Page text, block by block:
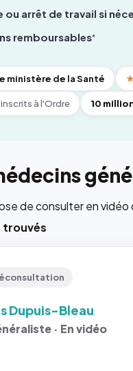
ou arrêt de travail si
remboursables*
ministère de la Santé
à l'Ordre 10
de consulter en vidéo
trouvés
Dupuis-Bleau
· En vidéo